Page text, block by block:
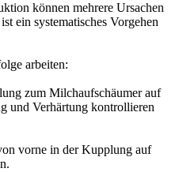
können mehrere Ursachen
ein systematisches Vorgehen
arbeiten:
zum Milchaufschäumer auf
und Verhärtung kontrollieren
vorne in der Kupplung auf